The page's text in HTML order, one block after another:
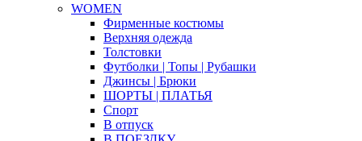
WOMEN
Фирменные костюмы
Верхняя одежда
Толстовки
Футболки | Топы | Рубашки
Джинсы | Брюки
ШОРТЫ | ПЛАТЬЯ
Спорт
В отпуск